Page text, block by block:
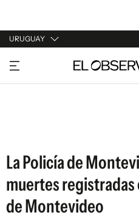
URUGUAY
URUGUAY
ARGENTINA
La Policía de
muertes
de Montevideo